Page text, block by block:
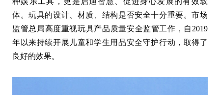
体。玩具的设计、材质、结构是否安全十分重要。市场
监管总局高度重视玩具产品质量安全监管工作，自2019
年以来持续开展儿童和学生用品安全守护行动，取得了
良好的效果。